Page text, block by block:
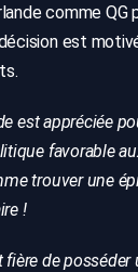
comme QG
est
est appréciée
favorable
trouver une
!
fière de